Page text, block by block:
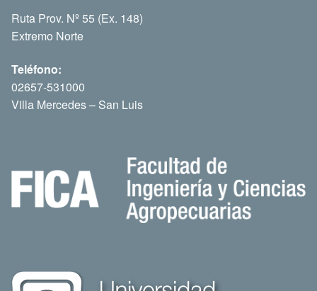
Ruta Prov. Nº 55 (Ex. 148)
Extremo Norte
Teléfono:
02657-531000
Villa Mercedes – San Luis